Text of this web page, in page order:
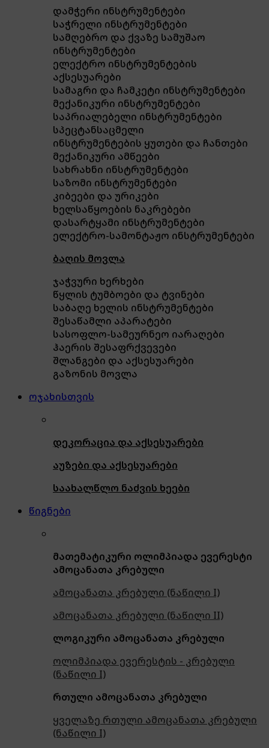
დამჭერი ინსტრუმენტები
საჭრელი ინსტრუმენტები
სამღებრო და ქვაზე სამუშაო
ინსტრუმენტები
ელექტრო ინსტრუმენტების
აქსესუარები
სამაგრი და ჩამკეტი ინსტრუმენტები
მექანიკური ინსტრუმენტები
საპრიალებელი ინსტრუმენტები
სპეცტანსაცმელი
ინსტრუმენტების ყუთები და ჩანთები
მექანიკური ამწეები
სახრახნი ინსტრუმენტები
საზომი ინსტრუმენტები
კიბეები და ურიკები
ხელსაწყოების ნაკრებები
დასარტყამი ინსტრუმენტები
ელექტრო-სამონტაჟო ინსტრუმენტები
ბაღის მოვლა
ჯაჭვური ხერხები
წყლის ტუმბოები და ტვინები
საბაღე ხელის ინსტრუმენტები
შესაწამლი აპარატები
სასოფლო-სამეურნეო იარაღები
ჰაერის შესაფრქვევები
შლანგები და აქსესუარები
გაზონის მოვლა
ოჯახისთვის
დეკორაცია და აქსესუარები
აუზები და აქსესუარები
საახალწლო ნაძვის ხეები
წიგნები
მათემატიკური ოლიმპიადა ევერესტი
ამოცანათა კრებული
ამოცანათა კრებული (ნაწილი I)
ამოცანათა კრებული (ნაწილი II)
ლოგიკური ამოცანათა კრებული
ოლიმპიადა ევერესტის - კრებული
(ნაწილი I)
რთული ამოცანათა კრებული
ყველაზე რთული ამოცანათა კრებული
(ნაწილი I)